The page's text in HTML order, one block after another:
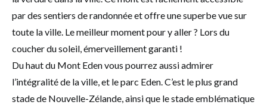
par des sentiers de randonnée et offre une superbe vue sur
toute la ville. Le meilleur moment pour y aller ? Lors du
coucher du soleil, émerveillement garanti !
Du haut du Mont Eden vous pourrez aussi admirer
l’intégralité de la ville, et le parc Eden. C’est le plus grand
stade de Nouvelle-Zélande, ainsi que le stade emblématique